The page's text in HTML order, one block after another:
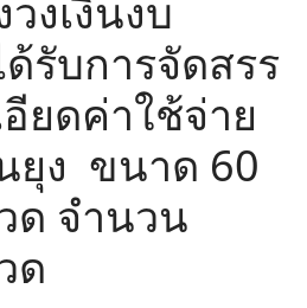
งเงินงบ
รับการจัดสรร
ยดค่าใช้จ่าย
ยุง ขนาด 60
ด จำนวน
ด